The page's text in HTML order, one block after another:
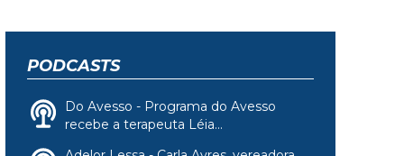
PODCASTS
Do Avesso - Programa do Avesso
recebe a terapeuta Léia...